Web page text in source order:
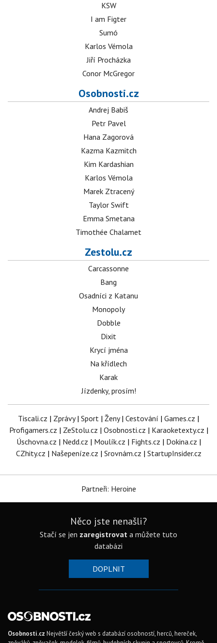
KSW
I am Figter
Sumó
Karlos Vémola
Jiří Procházka
Conor McGregor
Osobnosti.cz
Andrej Babiš
Petr Pavel
Hana Zagorová
Kazma Kazmitch
Kim Kardashian
Karlos Vémola
Marek Ztracený
Taylor Swift
Emma Smetana
Timothée Chalamet
Zestolu.cz
Carcassonne
Bang
Osadníci z Katanu
Monopoly
Dobble
Dixit
Krycí jména
Na křídlech
Karak
Jízdenky, prosím!
Tiscali.cz | Zprávy| Sport | Ženy| Cestování | Games.cz |
Profigamers.cz | ZeStolu.cz | Osobnosti.cz | Karaoketexty.cz |
Úschovna.cz | Nedd.cz | Moulík.cz | Fights.cz | Dokina.cz |
CZhity.cz | Našepeníze.cz | Srovnám.cz | StartupInsider.cz
Partneři: Heroine
Něco jste nenašli?
Stačí se jen zaregistrovat a můžete tuto
databázi
DOPLNIT
Osobnosti.cz Největší český web s databází osobností, herců, hereček,